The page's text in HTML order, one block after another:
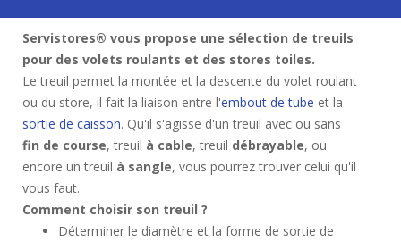
Servistores® vous propose une sélection de treuils
pour des volets roulants et des stores toiles.
Le treuil permet la montée et la descente du volet roulant
ou du store, il fait la liaison entre l'embout de tube et la
sortie de caisson. Qu'il s'agisse d'un treuil avec ou sans
fin de course, treuil à cable, treuil débrayable, ou
encore un treuil à sangle, vous pourrez trouver celui qu'il
vous faut.
Comment choisir son treuil ?
Déterminer le diamètre et la forme de sortie de